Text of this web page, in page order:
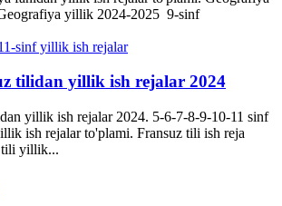
yillik 2024-2025 9-sinf
tilidan yillik ish rejalar 2024
yillik ish rejalar 2024. 5-6-7-8-9-10-11 sinf
ish rejalar to'plami. Fransuz tili ish reja
tili yillik...